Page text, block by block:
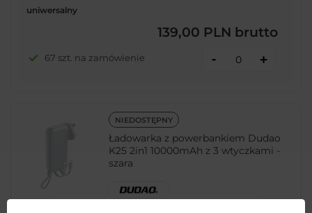
uniwersalny
139,00 PLN brutto
67 szt. na zamówienie - +
NIEDOSTĘPNY
Ładowarka z powerbankiem Dudao
K25 2in1 10000mAh z 3 wtyczkami -
szara